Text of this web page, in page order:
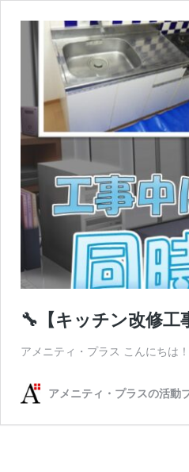
🔧【キッチン改修工
アメニティ・プラス こんにちは
アメニティ・プラスの活動